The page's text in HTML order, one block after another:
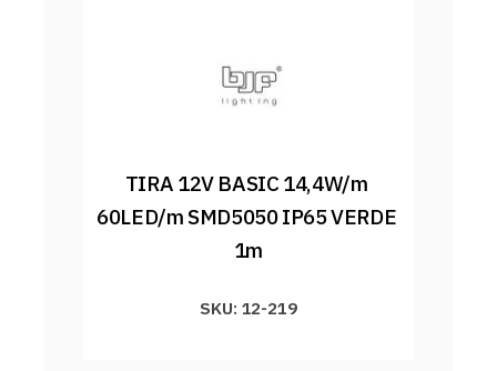
TIRA 12V BASIC 14,4W/m
60LED/m SMD5050 IP65 VERDE
1m
SKU: 12-219